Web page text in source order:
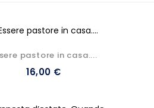
pastore in casa....
16,00 €